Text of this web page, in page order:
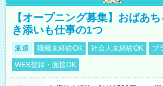
【オープニング募集】おばあ
き添いも仕事の1つ
派遣 職種未経験OK 社会人未経験OK
ブ
WEB登録・面接OK